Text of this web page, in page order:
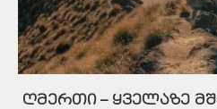
ღმერთი – ყველაზე